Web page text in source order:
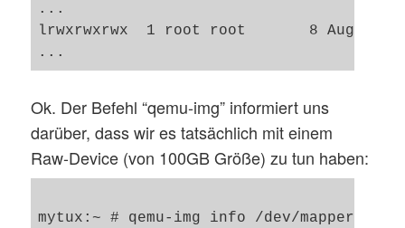
...
lrwxrwxrwx  1 root root       8 Aug  4
Ok. Der Befehl “qemu-img” informiert uns
darüber, dass wir es tatsächlich mit einem
Raw-Device (von 100GB Größe) zu tun haben:
mytux:~ # qemu-img info /dev/mapper/